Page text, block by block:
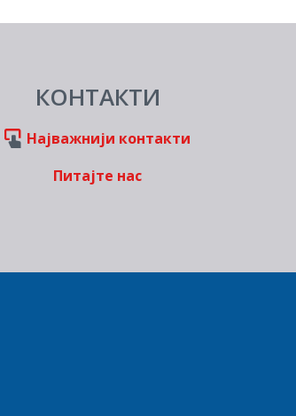
КОНТАКТИ
Најважнији контакти
Питајте нас